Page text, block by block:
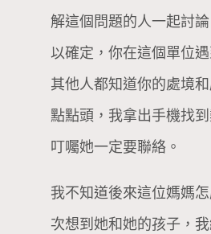
解這個問題的人一起討論
以確定，你在這個單位
其他人都知道你的處境
點點頭，我拿出手機找到
叮囑她一定要聯絡。
我不知道後來這位媽媽
次想到她和她的孩子，